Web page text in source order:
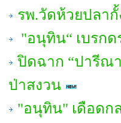
รพ.วัดห้วยปลา
"อนุทิน“ เบรกด
ปิดฉาก “ปารีณ
ป่าสงวน
"อนุทิน" เดือดก